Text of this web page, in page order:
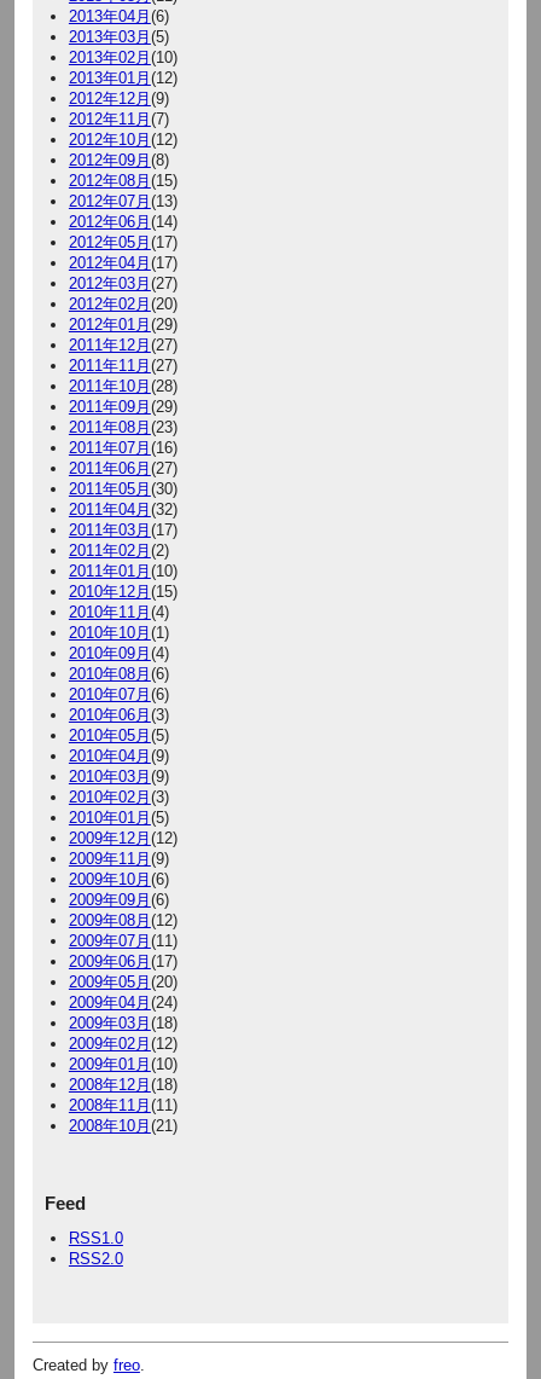
2013年04月 (6)
2013年03月 (5)
2013年02月 (10)
2013年01月 (12)
2012年12月 (9)
2012年11月 (7)
2012年10月 (12)
2012年09月 (8)
2012年08月 (15)
2012年07月 (13)
2012年06月 (14)
2012年05月 (17)
2012年04月 (17)
2012年03月 (27)
2012年02月 (20)
2012年01月 (29)
2011年12月 (27)
2011年11月 (27)
2011年10月 (28)
2011年09月 (29)
2011年08月 (23)
2011年07月 (16)
2011年06月 (27)
2011年05月 (30)
2011年04月 (32)
2011年03月 (17)
2011年02月 (2)
2011年01月 (10)
2010年12月 (15)
2010年11月 (4)
2010年10月 (1)
2010年09月 (4)
2010年08月 (6)
2010年07月 (6)
2010年06月 (3)
2010年05月 (5)
2010年04月 (9)
2010年03月 (9)
2010年02月 (3)
2010年01月 (5)
2009年12月 (12)
2009年11月 (9)
2009年10月 (6)
2009年09月 (6)
2009年08月 (12)
2009年07月 (11)
2009年06月 (17)
2009年05月 (20)
2009年04月 (24)
2009年03月 (18)
2009年02月 (12)
2009年01月 (10)
2008年12月 (18)
2008年11月 (11)
2008年10月 (21)
Feed
RSS1.0
RSS2.0
Created by freo.